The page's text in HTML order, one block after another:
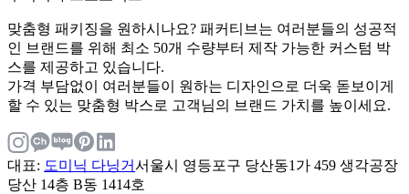
맞춤형 패키징을 원하시나요? 패커티브는 여러분들의 성공적
인 브랜드를 위해 최소 50개 수량부터 제작 가능한 커스텀 박
스를 제공하고 있습니다.
가격 부담없이 여러분들이 원하는 디자인으로 더욱 돋보이게
할 수 있는 맞춤형 박스로 고객님의 브랜드 가치를 높이세요.
대표: 도미닉 다닝거서울시 영등포구 당산동1가 459 생각공장
당산 14층 B동 1414호